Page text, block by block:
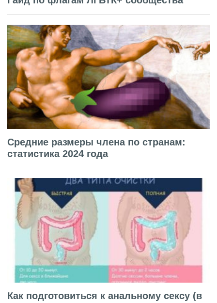
Средние размеры члена по странам:
статистика 2024 года
Как подготовиться к анальному сексу (в